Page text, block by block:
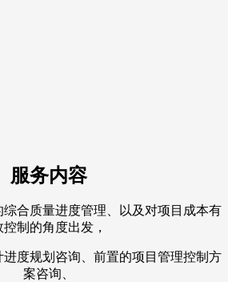
服务内容
合质量进度管理、以及对项目成本有
控制的角度出发，
度规划咨询、前置的项目管理控制方
案咨询、